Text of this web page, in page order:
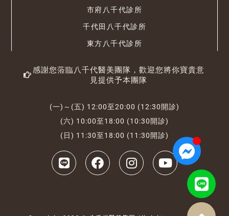
市府八千代診所
千代田八千代診所
東方八千代診所
感謝您蒞臨八千代醫美團隊，歡迎您將你寶貴意
見提供予本團隊
(一)～(五) 12:00至20:00 (12:30開診)
(六) 10:00至18:00 (10:30開診)
(日) 11:30至18:00 (11:30開診)